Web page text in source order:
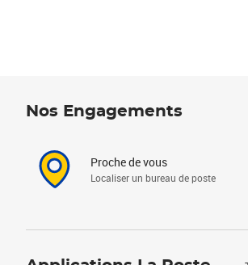
Nos Engagements
Proche de vous
Localiser un bureau de poste